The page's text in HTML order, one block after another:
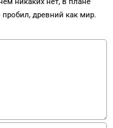
древний как мир.